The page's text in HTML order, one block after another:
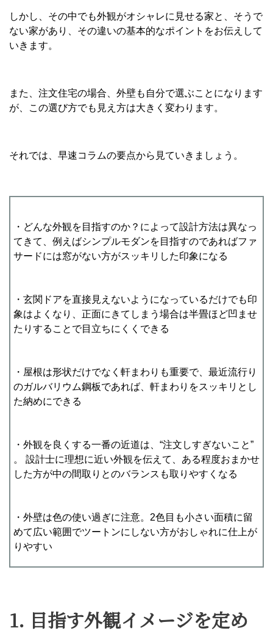
しかし、その中でも外観がオシャレに見せる家と、そうで
ない家があり、その違いの基本的なポイントをお伝えして
いきます。
また、注文住宅の場合、外壁も自分で選ぶことになります
が、この選び方でも見え方は大きく変わります。
それでは、早速コラムの要点から見ていきましょう。
・どんな外観を目指すのか？によって設計方法は異なっ
てきて、例えばシンプルモダンを目指すのであればファ
サードには窓がない方がスッキリした印象になる
・玄関ドアを直接見えないようになっているだけでも印
象はよくなり、正面にきてしまう場合は半畳ほど凹ませ
たりすることで目立ちにくくできる
・屋根は形状だけでなく軒まわりも重要で、最近流行り
のガルバリウム鋼板であれば、軒まわりをスッキリとし
た納めにできる
・外観を良くする一番の近道は、“注文しすぎないこと”
。 設計士に理想に近い外観を伝えて、ある程度おまかせ
した方が中の間取りとのバランスも取りやすくなる
・外壁は色の使い過ぎに注意。2色目も小さい面積に留
めて広い範囲でツートンにしない方がおしゃれに仕上が
りやすい
1. 目指す外観イメージを定め